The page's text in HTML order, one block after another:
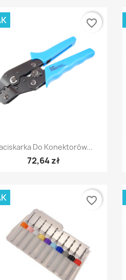
Szybki podgląd
Do Konektorów...
72,64 zł
favorite_border
favorite_border